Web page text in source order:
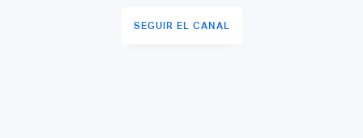
SEGUIR EL CANAL